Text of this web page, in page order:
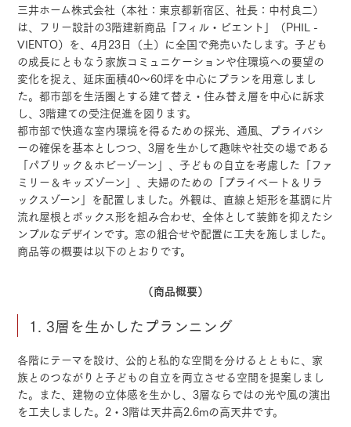
三井ホーム株式会社（本社：東京都新宿区、社長：中村良二）
は、フリー設計の3階建新商品「フィル・ビエント」（PHIL -
VIENTO）を、4月23日（土）に全国で発売いたします。子ども
の成長にともなう家族コミュニケーションや住環境への要望の
変化を捉え、延床面積40～60坪を中心にプランを用意しまし
た。都市部を生活圏とする建て替え・住み替え層を中心に訴求
し、3階建ての受注促進を図ります。
都市部で快適な室内環境を得るための採光、通風、プライバシ
ーの確保を基本としつつ、3層を生かして趣味や社交の場である
「パブリック＆ホビーゾーン」、子どもの自立を考慮した「ファ
ミリー＆キッズゾーン」、夫婦のための「プライベート＆リラ
ックスゾーン」を配置しました。外観は、直線と矩形を基調に片
流れ屋根とボックス形を組み合わせ、全体として装飾を抑えたシ
ンプルなデザインです。窓の組合せや配置に工夫を施しました。
商品等の概要は以下のとおりです。
（商品概要）
1. 3層を生かしたプランニング
各階にテーマを設け、公的と私的な空間を分けるとともに、家
族とのつながりと子どもの自立を両立させる空間を提案しまし
た。また、建物の立体感を生かし、3層ならではの光や風の演出
を工夫しました。2・3階は天井高2.6mの高天井です。